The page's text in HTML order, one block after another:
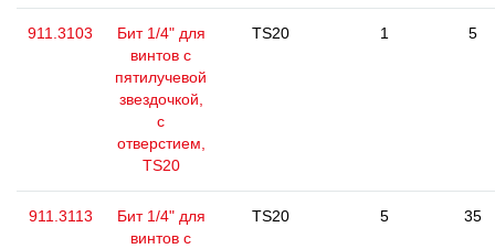
911.3103
Бит 1/4" для
винтов с
пятилучевой
звездочкой,
с
отверстием,
TS20
TS20 1 5
911.3113
Бит 1/4" для
винтов с
TS20 5 35